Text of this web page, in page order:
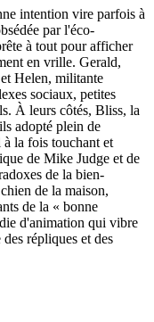
intention vire parfois à
par l'éco-
à tout pour afficher
en vrille. Gerald,
Helen, militante
sociaux, petites
À leurs côtés, Bliss, la
adopté plein de
la fois touchant et
de Mike Judge et de
de la bien-
de la maison,
de la « bonne
d'animation qui vibre
répliques et des